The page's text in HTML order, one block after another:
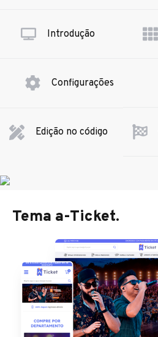
Introdução
Configurações
Edição no código
Tema a-Ticket.